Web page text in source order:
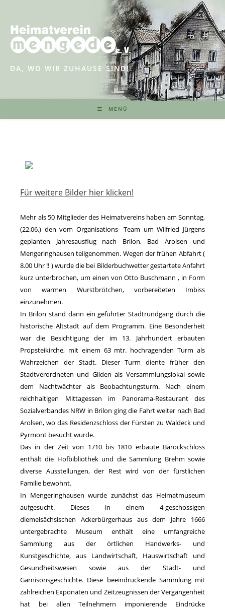
springen
DA, WO WIR ZUHAUSE SIND!
MENÜ
Für weitere Bilder hier klicken!
Mehr als 50 Mitglieder des Heimatvereins haben am Sonntag,
(22.06.) den vom Organisations- Team um Wilfried Jürgens
geplanten Jahresausflug nach Brilon, Bad Arolsen und
Mengeringhausen teilgenommen. Wegen der frühen Abfahrt (
8.00 Uhr !! ) wurde die bei Bilderbuchwetter gestartete Anfahrt
kurz unterbrochen, um einen von Otto Buschmann , in Form
von warmen Wurstbrötchen, vorbereiteten Imbiss
einzunehmen.
In Brilon stand dann ein geführter Stadtrundgang durch die
historische Altstadt auf dem Programm. Eine Besonderheit
war die Besichtigung der im 13. Jahrhundert erbauten
Propsteikirche, mit einem 63 mtr. hochragenden Turm als
Wahrzeichen der Stadt. Dieser Turm diente früher den
Stadtverordneten und Gilden als Versammlungslokal sowie
dem Nachtwächter als Beobachtungsturm. Nach einem
reichhaltigen Mittagessen im Panorama-Restaurant des
Sozialverbandes NRW in Brilon ging die Fahrt weiter nach Bad
Arolsen, wo das Residenzschloss der Fürsten zu Waldeck und
Pyrmont besucht wurde.
Das in der Zeit von 1710 bis 1810 erbaute Barockschloss
enthält die Hofbibliothek und die Sammlung Brehm sowie
diverse Ausstellungen, der Rest wird von der fürstlichen
Familie bewohnt.
In Mengeringhausen wurde zunächst das Heimatmuseum
aufgesucht. Dieses in einem 4-geschossigen
diemelsächsischen Ackerbürgerhaus aus dem Jahre 1666
untergebrachte Museum enthält eine umfangreiche
Sammlung aus der örtlichen Handwerks- und
Kunstgeschichte, aus Landwirtschaft, Hauswirtschaft und
Gesundheitswesen sowie aus der Stadt- und
Garnisonsgeschichte. Diese beeindruckende Sammlung mit
zahlreichen Exponaten und Zeitzeugnissen der Vergangenheit
hat bei allen Teilnehmern imponierende Eindrücke